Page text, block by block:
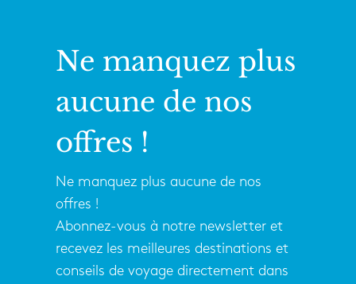
Ne manquez plus
aucune de nos
offres !
Ne manquez plus aucune de nos
offres !
Abonnez-vous à notre newsletter et
recevez les meilleures destinations et
conseils de voyage directement dans